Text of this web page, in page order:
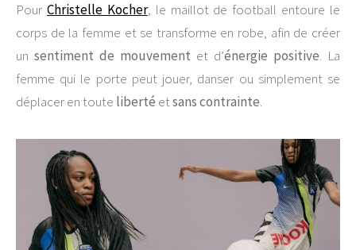
Pour Christelle Kocher, le maillot de football entoure le
corps de la femme et se transforme en robe, afin de créer
un sentiment de mouvement et d’énergie positive. La
femme qui le porte peut jouer, danser ou simplement se
déplacer en toute liberté etsans contrainte.